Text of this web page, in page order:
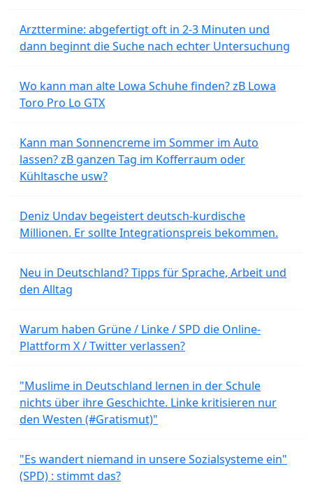
Arzttermine: abgefertigt oft in 2-3 Minuten und
dann beginnt die Suche nach echter Untersuchung
Wo kann man alte Lowa Schuhe finden? zB Lowa
Toro Pro Lo GTX
Kann man Sonnencreme im Sommer im Auto
lassen? zB ganzen Tag im Kofferraum oder
Kühltasche usw?
Deniz Undav begeistert deutsch-kurdische
Millionen. Er sollte Integrationspreis bekommen.
Neu in Deutschland? Tipps für Sprache, Arbeit und
den Alltag
Warum haben Grüne / Linke / SPD die Online-
Plattform X / Twitter verlassen?
"Muslime in Deutschland lernen in der Schule
nichts über ihre Geschichte. Linke kritisieren nur
den Westen (#Gratismut)"
"Es wandert niemand in unsere Sozialsysteme ein"
(SPD) : stimmt das?